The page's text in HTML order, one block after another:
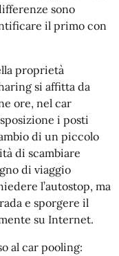
sono
il primo con
proprietà
si affitta da
ore, nel car
i posti
di un piccolo
di scambiare
di viaggio
l’autostop, ma
e sporgere il
su Internet.
al car pooling: